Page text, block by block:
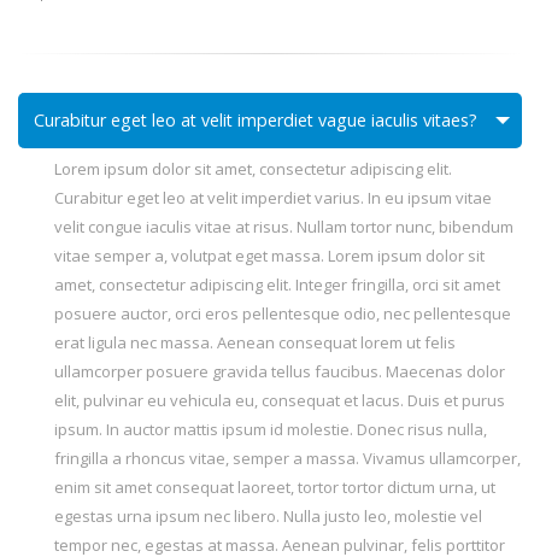
Curabitur eget leo at velit imperdiet vague iaculis vitaes?
Lorem ipsum dolor sit amet, consectetur adipiscing elit.
Curabitur eget leo at velit imperdiet varius. In eu ipsum vitae
velit congue iaculis vitae at risus. Nullam tortor nunc, bibendum
vitae semper a, volutpat eget massa. Lorem ipsum dolor sit
amet, consectetur adipiscing elit. Integer fringilla, orci sit amet
posuere auctor, orci eros pellentesque odio, nec pellentesque
erat ligula nec massa. Aenean consequat lorem ut felis
ullamcorper posuere gravida tellus faucibus. Maecenas dolor
elit, pulvinar eu vehicula eu, consequat et lacus. Duis et purus
ipsum. In auctor mattis ipsum id molestie. Donec risus nulla,
fringilla a rhoncus vitae, semper a massa. Vivamus ullamcorper,
enim sit amet consequat laoreet, tortor tortor dictum urna, ut
egestas urna ipsum nec libero. Nulla justo leo, molestie vel
tempor nec, egestas at massa. Aenean pulvinar, felis porttitor